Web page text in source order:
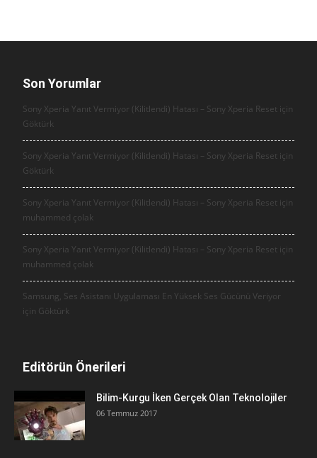
Son Yorumlar
Sony Xperia Yanıt Vermiyor (Kilitlendi) Hatası – Sony Xperia Reset için
Göktürk
Sony Xperia Yanıt Vermiyor (Kilitlendi) Hatası – Sony Xperia Reset için
Göktürk
Sony Xperia Yanıt Vermiyor (Kilitlendi) Hatası – Sony Xperia Reset için
muhammed çolak
Sony Xperia Yanıt Vermiyor (Kilitlendi) Hatası – Sony Xperia Reset için
muhammed çolak
Samsung, Ses Asistanı Uygulaması En Yüksek Ses Gücünü Veriyor
için Göktürk
Editörün Önerileri
Bilim-Kurgu İken Gerçek Olan Teknolojiler
06 Temmuz 2017